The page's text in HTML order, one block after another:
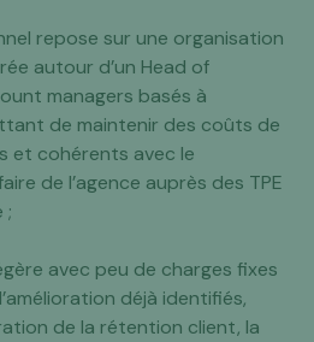
repose sur une organisation
autour d’un Head of
managers basés à
de maintenir des coûts de
et cohérents avec le
de l’agence auprès des TPE
;
avec peu de charges fixes
déjà identifiés,
de la rétention client, la